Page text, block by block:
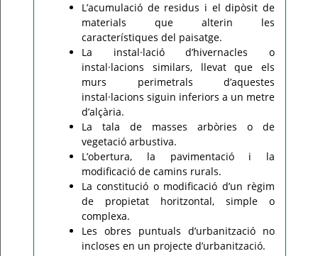
L’acumulació de residus i el dipòsit de
materials que alterin les
característiques del paisatge.
La instal·lació d’hivernacles o
instal·lacions similars, llevat que els
murs perimetrals d’aquestes
instal·lacions siguin inferiors a un metre
d’alçària.
La tala de masses arbòries o de
vegetació arbustiva.
L’obertura, la pavimentació i la
modificació de camins rurals.
La constitució o modificació d’un règim
de propietat horitzontal, simple o
complexa.
Les obres puntuals d’urbanització no
incloses en un projecte d’urbanització.